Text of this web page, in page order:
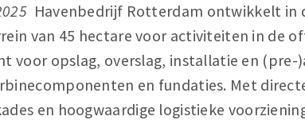
Havenbedrijf Rotterdam ontwikkelt in
van 45 hectare voor activiteiten in de
voor opslag, overslag, installatie en (pre-
en fundaties. Met
en hoogwaardige logistieke